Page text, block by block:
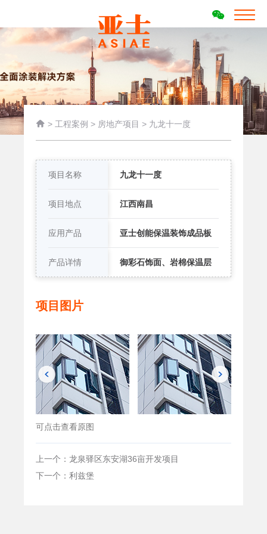
 > 工程案例 > 房地产项目 > 九龙十一度
项目名称 九龙十一度
项目地点 江西南昌
应用产品 亚士创能保温装饰成品板
产品详情 御彩石饰面、岩棉保温层
项目图片
可点击查看原图
上一个：龙泉驿区东安湖36亩开发项目
下一个：利兹堡